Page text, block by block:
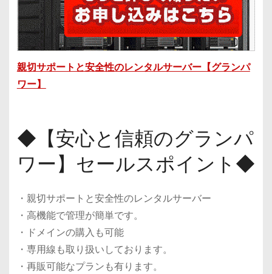
親切サポートと安全性のレンタルサーバー【グランパ
ワー】
◆【安心と信頼のグランパ
ワー】セールスポイント◆
・親切サポートと安全性のレンタルサーバー
・高機能で管理が簡単です。
・ドメインの購入も可能
・専用線も取り扱いしております。
・再販可能なプランも有ります。